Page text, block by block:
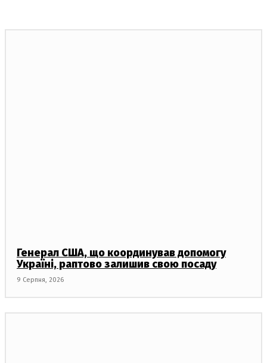
Генерал США, що координував допомогу
Україні, раптово залишив свою посаду
9 Серпня, 2026